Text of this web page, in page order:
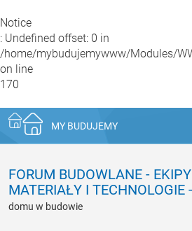
Notice
: Undefined offset: 0 in
/home/mybudujemywww/Modules/
on line
170
MY BUDUJEMY
FORUM BUDOWLANE -
MATERIAŁY I TECHNOLOGIE -
domu w budowie